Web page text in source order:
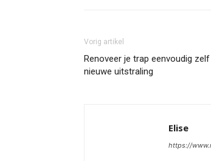
Vorig artikel
Renoveer je trap eenvoudig
nieuwe uitstraling
Elise
https://